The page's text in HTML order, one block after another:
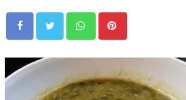
Whatsapp